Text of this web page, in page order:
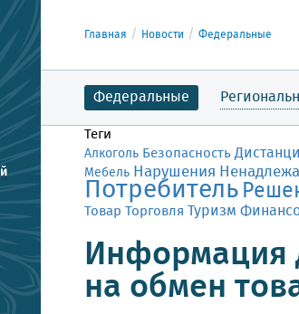
Главная Новости Федеральные
Федеральные
Теги
Алкоголь Безопасность
Мебель Нарушения
Потребитель
Товар Торговля Туризм
Информация
на обмен